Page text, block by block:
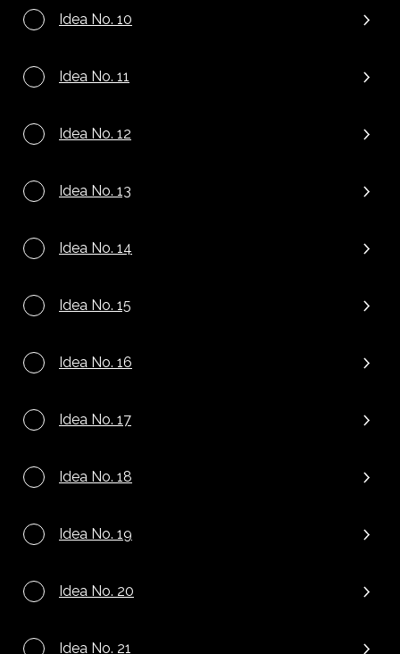
Idea No. 10
Idea No. 11
Idea No. 12
Idea No. 13
Idea No. 14
Idea No. 15
Idea No. 16
Idea No. 17
Idea No. 18
Idea No. 19
Idea No. 20
Idea No. 21